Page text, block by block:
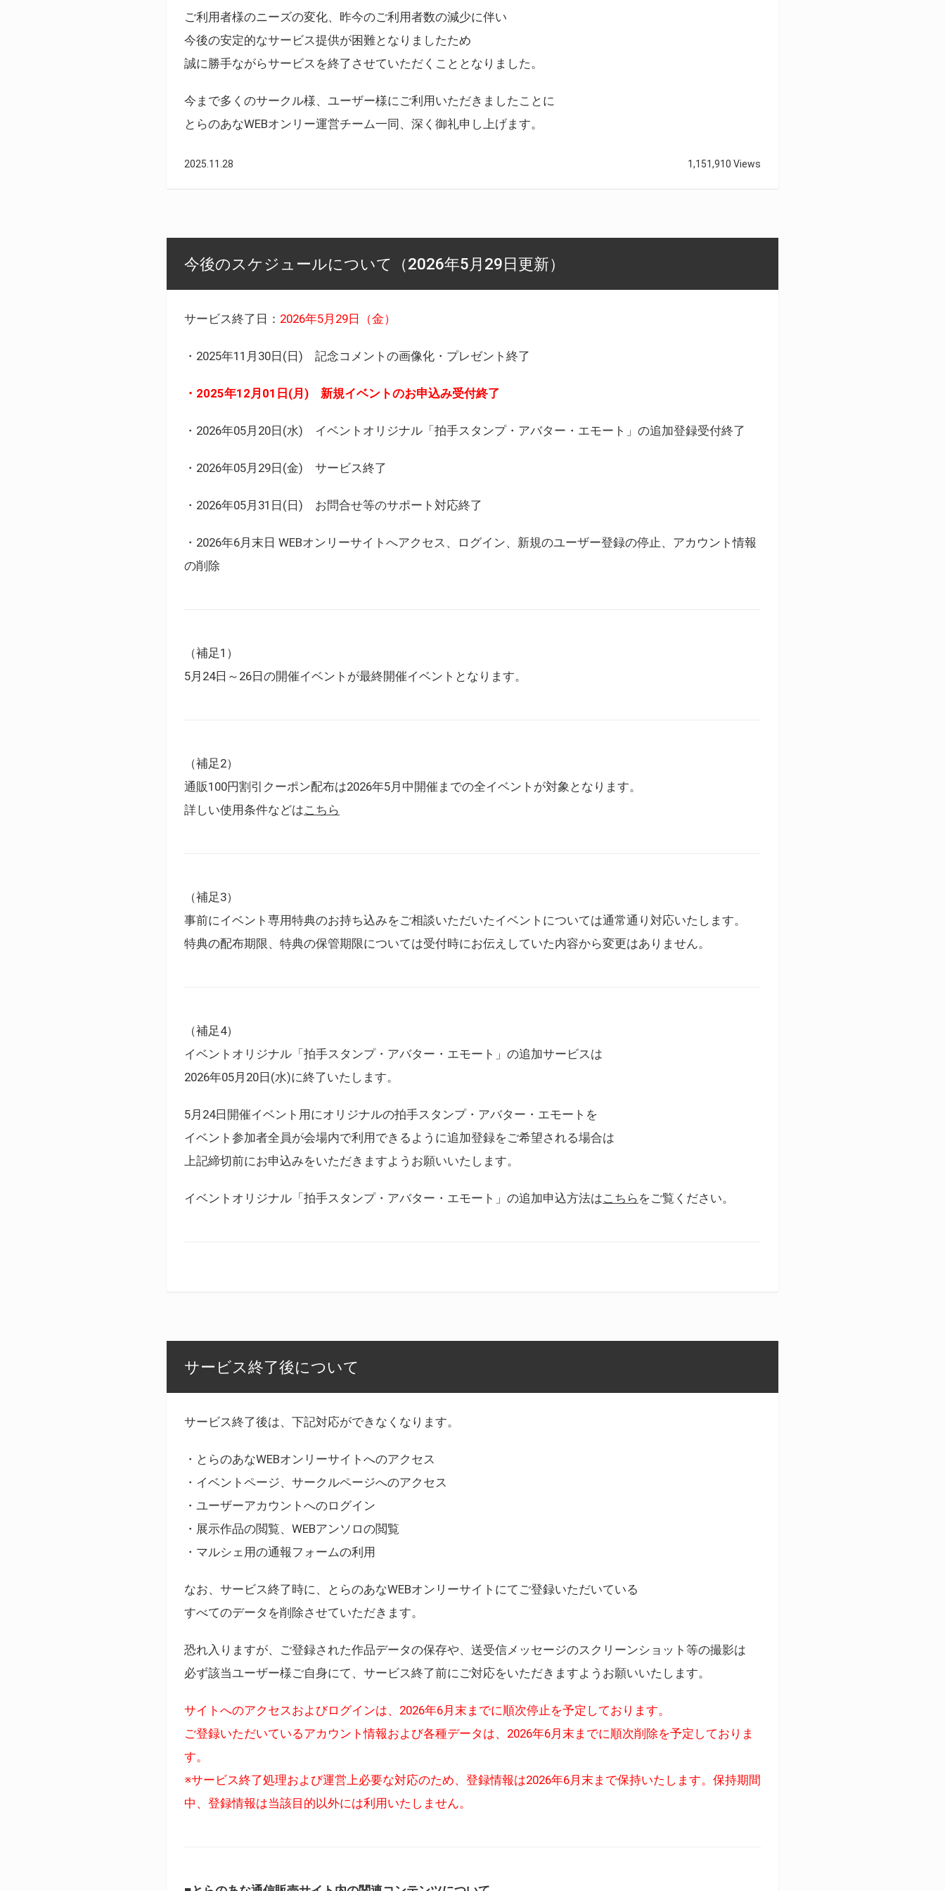
ご利用者様のニーズの変化、昨今のご利用者数の減少に伴い
今後の安定的なサービス提供が困難となりましたため
誠に勝手ながらサービスを終了させていただくこととなりました。
今まで多くのサークル様、ユーザー様にご利用いただきましたことに
とらのあなWEBオンリー運営チーム一同、深く御礼申し上げます。
2025.11.28 1,151,910 Views
今後のスケジュールについて（2026年5月29日更新）
サービス終了日： 2026年5月29日（金）
・2025年11月30日(日) 記念コメントの画像化・プレゼント終了
・2025年12月01日(月) 新規イベントのお申込み受付終了
・2026年05月20日(水) イベントオリジナル「拍手スタンプ・アバター・エモート」の追加登録受付終了
・2026年05月29日(金) サービス終了
・2026年05月31日(日) お問合せ等のサポート対応終了
・2026年6月末日 WEBオンリーサイトへアクセス、ログイン、新規のユーザー登録の停止、アカウント情報
の削除
（補足1）
5月24日～26日の開催イベントが最終開催イベントとなります。
（補足2）
通販100円割引クーポン配布は2026年5月中開催までの全イベントが対象となります。
詳しい使用条件などはこちら
（補足3）
事前にイベント専用特典のお持ち込みをご相談いただいたイベントについては通常通り対応いたします。
特典の配布期限、特典の保管期限については受付時にお伝えしていた内容から変更はありません。
（補足4）
イベントオリジナル「拍手スタンプ・アバター・エモート」の追加サービスは
2026年05月20日(水)に終了いたします。
5月24日開催イベント用にオリジナルの拍手スタンプ・アバター・エモートを
イベント参加者全員が会場内で利用できるように追加登録をご希望される場合は
上記締切前にお申込みをいただきますようお願いいたします。
イベントオリジナル「拍手スタンプ・アバター・エモート」の追加申込方法はこちら をご覧ください。
サービス終了後について
サービス終了後は、下記対応ができなくなります。
・とらのあなWEBオンリーサイトへのアクセス
・イベントページ、サークルページへのアクセス
・ユーザーアカウントへのログイン
・展示作品の閲覧、WEBアンソロの閲覧
・マルシェ用の通報フォームの利用
なお、サービス終了時に、とらのあなWEBオンリーサイトにてご登録いただいている
すべてのデータを削除させていただきます。
恐れ入りますが、ご登録された作品データの保存や、送受信メッセージのスクリーンショット等の撮影は
必ず該当ユーザー様ご自身にて、サービス終了前にご対応をいただきますようお願いいたします。
サイトへのアクセスおよびログインは、2026年6月末までに順次停止を予定しております。
ご登録いただいているアカウント情報および各種データは、2026年6月末までに順次削除を予定しておりま
す。
※サービス終了処理および運営上必要な対応のため、登録情報は2026年6月末まで保持いたします。保持期間
中、登録情報は当該目的以外には利用いたしません。